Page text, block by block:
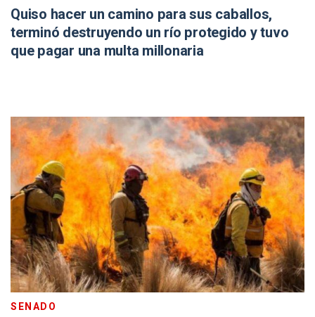
Quiso hacer un camino para sus caballos,
terminó destruyendo un río protegido y tuvo
que pagar una multa millonaria
SENADO